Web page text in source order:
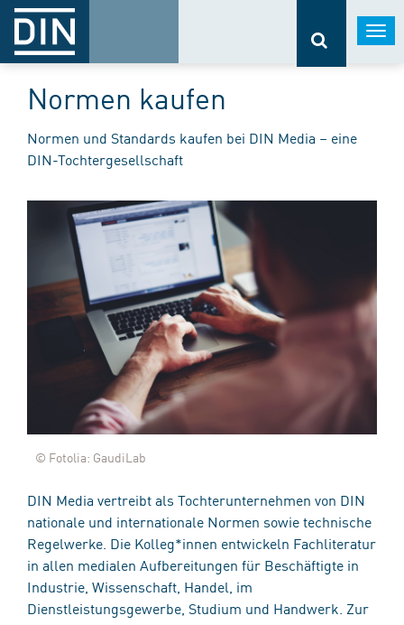
Normen kaufen
Normen und Standards kaufen bei DIN Media – eine
DIN-Tochtergesellschaft
© Fotolia: GaudiLab
DIN Media vertreibt als Tochterunternehmen von DIN
nationale und internationale Normen sowie technische
Regelwerke. Die Kolleg*innen entwickeln Fachliteratur
in allen medialen Aufbereitungen für Beschäftigte in
Industrie, Wissenschaft, Handel, im
Dienstleistungsgewerbe, Studium und Handwerk. Zur